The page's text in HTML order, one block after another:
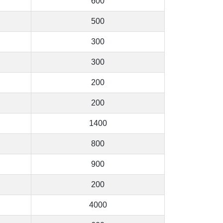
500
300
300
200
200
1400
800
900
200
4000